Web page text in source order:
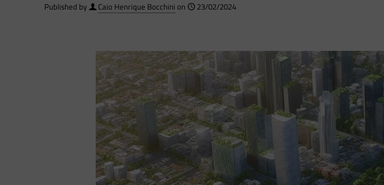
Published by Caio Henrique Bocchini on 23/02/2024